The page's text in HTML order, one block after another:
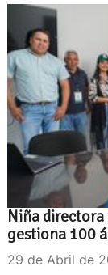
Niña
gestiona 100
29 de Abril de